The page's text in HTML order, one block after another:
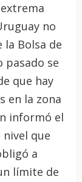
no
la Bolsa de
pasado se
que hay
en la zona
informó el
que
a
límite de